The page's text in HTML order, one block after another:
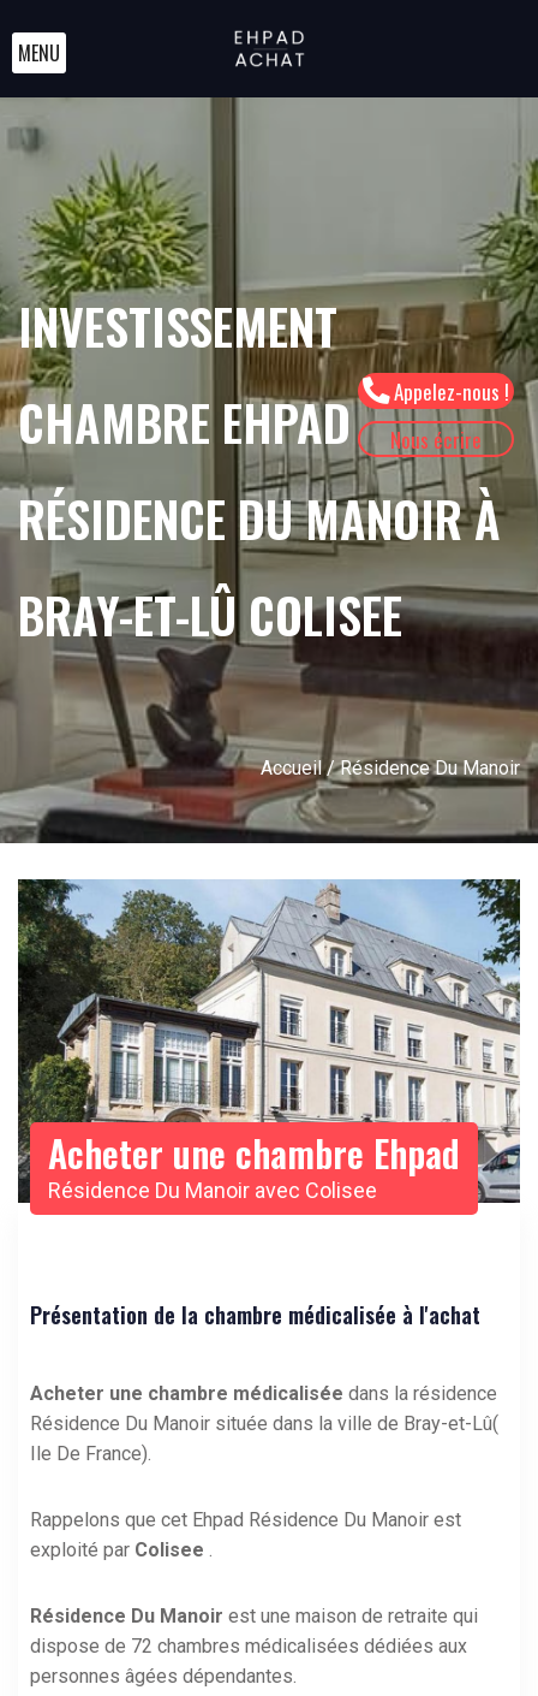
Appelez-nous !
Nous écrire
MENU
INVESTISSEMENT
CHAMBRE EHPAD
RÉSIDENCE DU MANOIR À
BRAY-ET-LÛ COLISEE
Accueil/ Résidence Du Manoir
Acheter une chambre Ehpad
Résidence Du Manoir avec Colisee
Présentation de la chambre médicalisée à l'achat
Acheter une chambre médicalisée dans la résidence
Résidence Du Manoir située dans la ville de Bray-et-Lû(
Ile De France).
Rappelons que cet Ehpad Résidence Du Manoir est
exploité par Colisee .
Résidence Du Manoir est une maison de retraite qui
dispose de 72 chambres médicalisées dédiées aux
personnes âgées dépendantes.